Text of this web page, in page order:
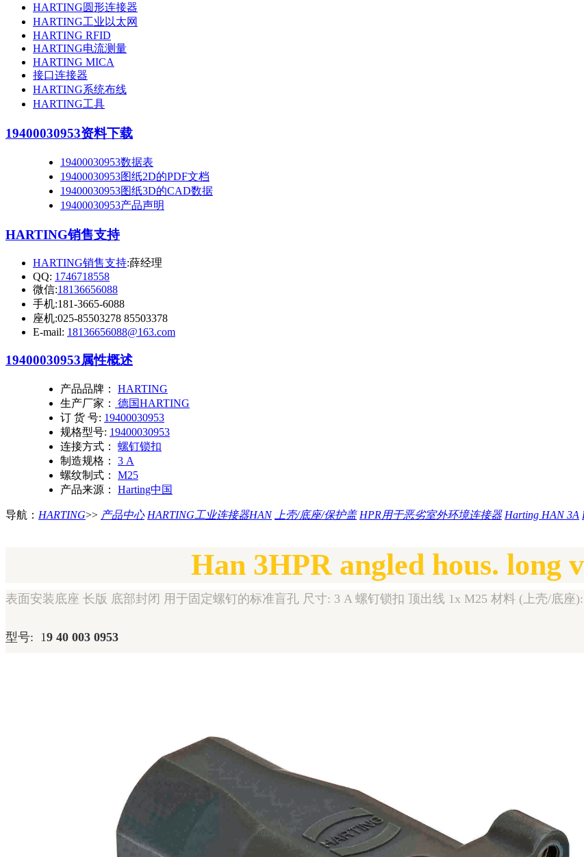
HARTING圆形连接器
HARTING工业以太网
HARTING RFID
HARTING电流测量
HARTING MICA
接口连接器
HARTING系统布线
HARTING工具
19400030953资料下载
19400030953数据表
19400030953图纸2D的PDF文档
19400030953图纸3D的CAD数据
19400030953产品声明
HARTING销售支持
HARTING销售支持:薛经理
QQ: 1746718558
微信:18136656088
手机:181-3665-6088
座机:025-85503278 85503378
E-mail: 18136656088@163.com
19400030953属性概述
产品品牌：
HARTING
生产厂家：
德国HARTING
订 货 号: 19400030953
规格型号: 19400030953
连接方式：
螺钉锁扣
制造规格：
3 A
螺纹制式：
M25
产品来源：
Harting中国
导航： HARTING>> 产品中心 HARTING工业连接器HAN 上壳/底座/保护盖 HPR用于恶劣室外环境连接器 Harting HAN 3A
Han 3HPR angled hous. long
表面安装底座 长版 底部封闭 用于固定螺钉的标准盲孔 尺寸: 3 A 螺钉锁扣 顶出线 1x M25 材料 (上壳/底座
型号: 19 40 003 0953